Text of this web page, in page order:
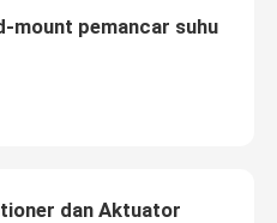
mount pemancar suhu
dan Aktuator